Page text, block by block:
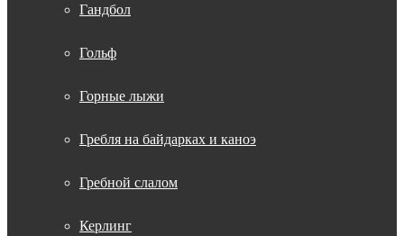
Гандбол
Гольф
Горные лыжи
Гребля на байдарках и каноэ
Гребной слалом
Керлинг